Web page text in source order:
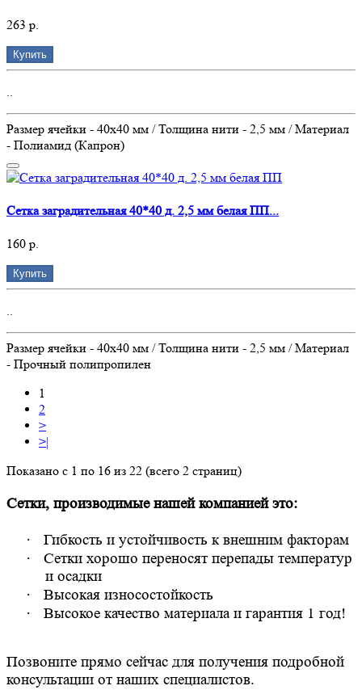
263 р.
Купить
Размер ячейки - 40х40 мм / Толщина нити - 2,5 мм / Материал
- Полиамид (Капрон)
Сетка заградительная 40*40 д. 2,5 мм белая ПП...
160 р.
Купить
..
Размер ячейки - 40х40 мм / Толщина нити - 2,5 мм / Материал
- Прочный полипропилен
1
2
>
>|
Показано с 1 по 16 из 22 (всего 2 страниц)
Сетки, производимые нашей компанией это:
·
Гибкость и устойчивость к внешним факторам
·
Сетки хорошо переносят перепады температур
и осадки
·
Высокая износостойкость
·
Высокое качество материала и гарантия 1 год!
Позвоните прямо сейчас для получения подробной
консультации от наших специалистов.